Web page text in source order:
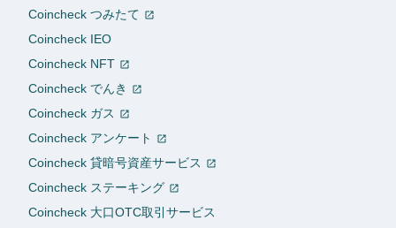
Coincheck つみたて
Coincheck IEO
Coincheck NFT
Coincheck でんき
Coincheck ガス
Coincheck アンケート
Coincheck 貸暗号資産サービス
Coincheck ステーキング
Coincheck 大口OTC取引サービス